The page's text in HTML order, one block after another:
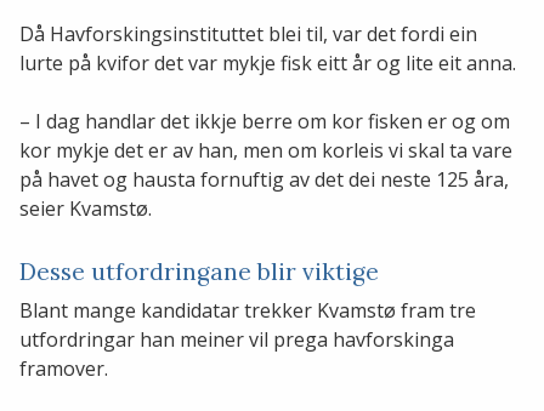
Då Havforskingsinstituttet blei til, var det fordi ein
lurte på kvifor det var mykje fisk eitt år og lite eit anna.
– I dag handlar det ikkje berre om kor fisken er og om
kor mykje det er av han, men om korleis vi skal ta vare
på havet og hausta fornuftig av det dei neste 125 åra,
seier Kvamstø.
Desse utfordringane blir viktige
Blant mange kandidatar trekker Kvamstø fram tre
utfordringar han meiner vil prega havforskinga
framover.